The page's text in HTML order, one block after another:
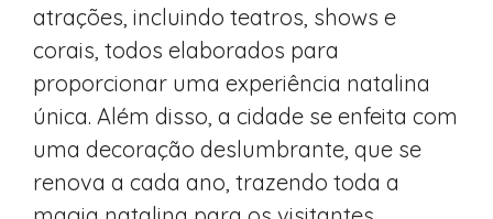
atrações, incluindo teatros, shows e
corais, todos elaborados para
proporcionar uma experiência natalina
única. Além disso, a cidade se enfeita com
uma decoração deslumbrante, que se
renova a cada ano, trazendo toda a